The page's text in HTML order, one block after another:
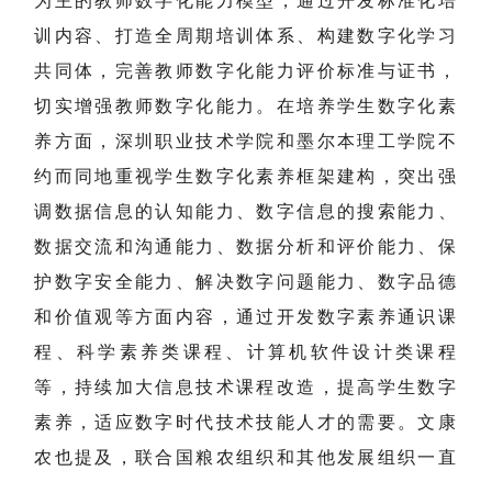
训内容、打造全周期培训体系、构建数字化学习
共同体，完善教师数字化能力评价标准与证书，
切实增强教师数字化能力。在培养学生数字化素
养方面，深圳职业技术学院和墨尔本理工学院不
约而同地重视学生数字化素养框架建构，突出强
调数据信息的认知能力、数字信息的搜索能力、
数据交流和沟通能力、数据分析和评价能力、保
护数字安全能力、解决数字问题能力、数字品德
和价值观等方面内容，通过开发数字素养通识课
程、科学素养类课程、计算机软件设计类课程
等，持续加大信息技术课程改造，提高学生数字
素养，适应数字时代技术技能人才的需要。文康
农也提及，联合国粮农组织和其他发展组织一直